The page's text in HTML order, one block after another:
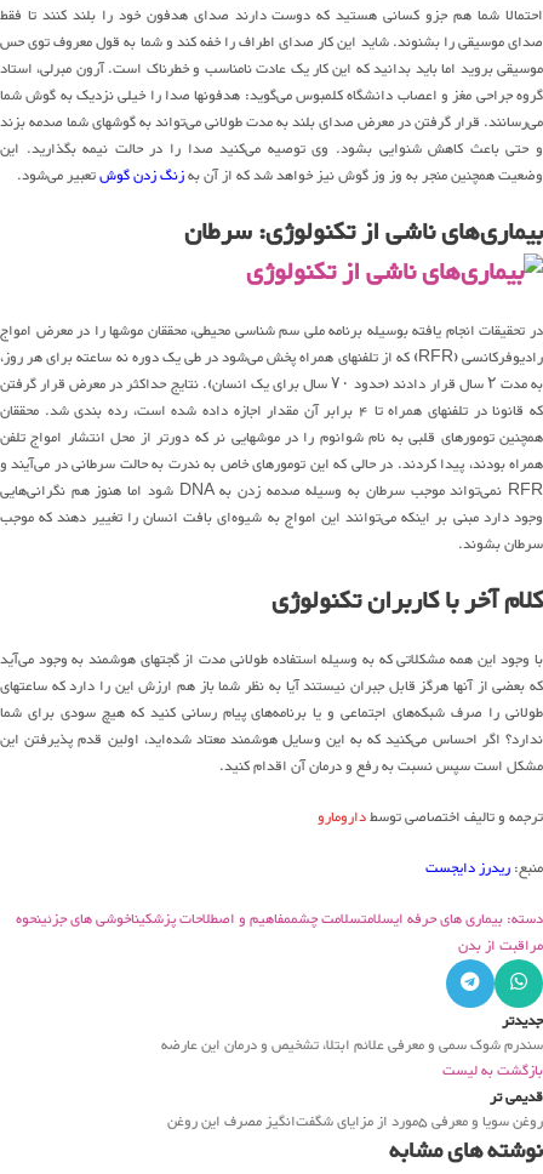
احتمالا شما هم جزو کسانی هستید که دوست دارند صدای هدفون خود را بلند کنند تا فقط
صدای موسیقی را بشنوند. شاید این کار صدای اطراف را خفه کند و شما به قول معروف توی حس
موسیقی بروید اما باید بدانید که این کار یک عادت نامناسب و خطرناک است. آرون مبرلی، استاد
گروه جراحی مغز و اعصاب دانشگاه کلمبوس می‌گوید: هدفونها صدا را خیلی نزدیک به گوش شما
می‌رسانند. قرار گرفتن در معرض صدای بلند به مدت طولانی می‌تواند به گوشهای شما صدمه بزند
و حتی باعث کاهش شنوایی بشود. وی توصیه می‌کنید صدا را در حالت نیمه بگذارید. این
وضعیت همچنین منجر به وز وز گوش نیز خواهد شد که از آن بهزنگ زدن گوشتعبیر می‌شود.
بیماری‌های ناشی از تکنولوژی: سرطان
در تحقیقات انجام یافته بوسیله برنامه ملی سم شناسی محیطی، محققان موشها را در معرض امواج
رادیوفرکانسی (RFR) که از تلفنهای همراه پخش می‌شود در طی یک دوره نه ساعته برای هر روز،
به مدت ۲ سال قرار دادند (حدود ۷۰ سال برای یک انسان). نتایج حداکثر در معرض قرار گرفتن
که قانونا در تلفنهای همراه تا ۴ برابر آن مقدار اجازه داده شده است، رده بندی شد. محققان
همچنین تومورهای قلبی به نام شوانوم را در موشهایی نر که دورتر از محل انتشار امواج تلفن
همراه بودند، پیدا کردند. در حالی که این تومورهای خاص به ندرت به حالت سرطانی در می‌آیند و
RFR نمی‌تواند موجب سرطان به وسیله صدمه زدن به DNA شود اما هنوز هم نگرانی‌هایی
وجود دارد مبنی بر اینکه می‌توانند این امواج به شیوه‌ای بافت انسان را تغییر دهند که موجب
سرطان بشوند.
کلام آخر با کاربران تکنولوژی
با وجود این همه مشکلاتی که به وسیله استفاده طولانی مدت از گجتهای هوشمند به وجود می‌آید
که بعضی از آنها هرگز قابل جبران نیستند آیا به نظر شما باز هم ارزش این را دارد که ساعتهای
طولانی را صرف شبکه‌های اجتماعی و یا برنامه‌های پیام رسانی کنید که هیچ سودی برای شما
ندارد؟ اگر احساس می‌کنید که به این وسایل هوشمند معتاد شده‌اید، اولین قدم پذیرفتن این
مشکل است سپس نسبت به رفع و درمان آن اقدام کنید.
ترجمه و تالیف اختصاصی توسطدارومارو
منبع:ریدرز دایجست
دسته: بیماری های حرفه ایسلامتسلامت چشممفاهیم و اصطلاحات پزشکیناخوشی های جزئینحوه
مراقبت از بدن
جدیدتر
سندرم شوک سمی و معرفی علائم ابتلا، تشخیص و درمان این عارضه
بازگشت به لیست
قدیمی تر
روغن سویا و معرفی ۵مورد از مزایای شگفت‌انگیز مصرف این روغن
نوشته های مشابه